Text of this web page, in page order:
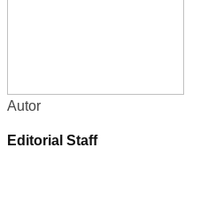
Autor
Editorial Staff